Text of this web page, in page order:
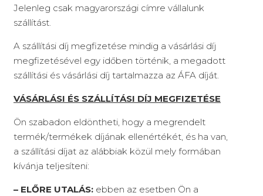
Jelenleg csak magyarországi címre vállalunk
szállítást.
A szállítási díj megfizetése mindig a vásárlási díj
megfizetésével egy időben történik, a megadott
szállítási és vásárlási díj tartalmazza az ÁFA díját.
VÁSÁRLÁSI ÉS SZÁLLÍTÁSI DÍJ MEGFIZETÉSE
Ön szabadon eldöntheti, hogy a megrendelt
termék/termékek díjának ellenértékét, és ha van,
a szállítási díjat az alábbiak közül mely formában
kívánja teljesíteni:
– ELŐRE UTALÁS: ebben az esetben Ön a